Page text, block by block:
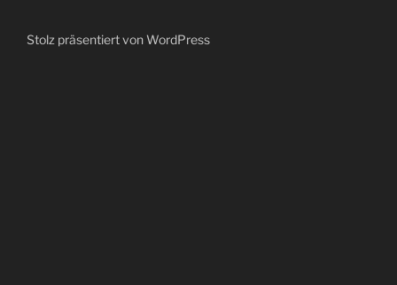
Stolz präsentiert von WordPress